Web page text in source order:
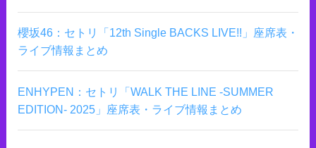
櫻坂46：セトリ「12th Single BACKS LIVE!!」座席表・
ライブ情報まとめ
ENHYPEN：セトリ「WALK THE LINE -SUMMER
EDITION- 2025」座席表・ライブ情報まとめ